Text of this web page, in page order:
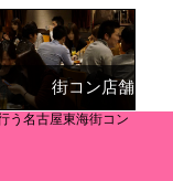
街コン店舗
う名古屋東海街コン